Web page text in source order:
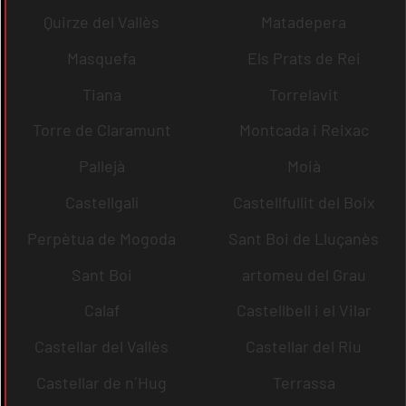
Quirze del Vallès
Matadepera
Masquefa
Els Prats de Rei
Tiana
Torrelavit
Torre de Claramunt
Montcada i Reixac
Pallejà
Moià
Castellgalí
Castellfullit del Boix
Perpètua de Mogoda
Sant Boi de Lluçanès
Sant Boi
artomeu del Grau
Calaf
Castellbell i el Vilar
Castellar del Vallès
Castellar del Riu
Castellar de n´Hug
Terrassa